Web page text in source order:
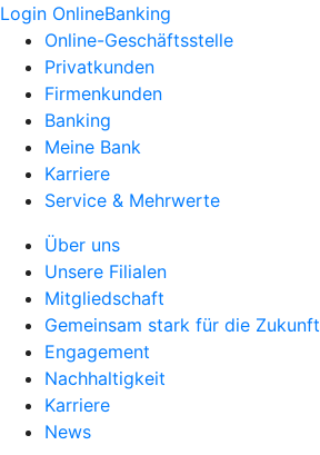
Login OnlineBanking
Online-Geschäftsstelle
Privatkunden
Firmenkunden
Banking
Meine Bank
Karriere
Service & Mehrwerte
Über uns
Unsere Filialen
Mitgliedschaft
Gemeinsam stark für die Zukunft
Engagement
Nachhaltigkeit
Karriere
News